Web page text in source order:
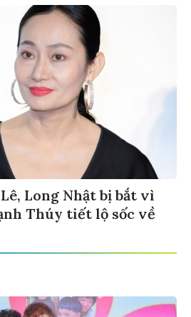
Long Nhật bị bắt vì
Thúy tiết lộ sốc về